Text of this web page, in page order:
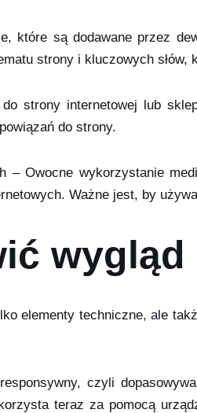
które są dodawane przez
strony i kluczowych
strony internetowej lub
do strony.
– Owocne wykorzystanie
Ważne jest, by
elementy techniczne, ale
czyli
teraz za pomocą